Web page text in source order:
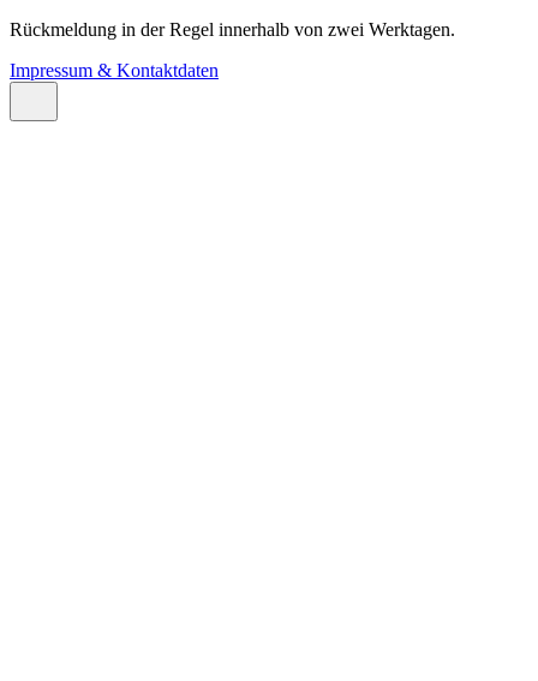
Rückmeldung in der Regel innerhalb von zwei Werktagen.
Impressum & Kontaktdaten